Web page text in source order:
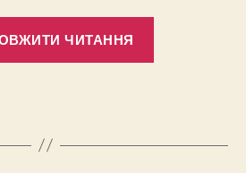
ЧИТАННЯ
Татьяны